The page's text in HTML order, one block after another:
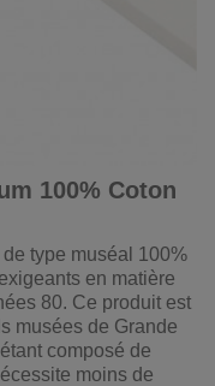
100% Coton
type muséal 100%
en matière
80. Ce produit est
musées de Grande
composé de
moins de